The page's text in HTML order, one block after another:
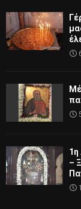
1η
–